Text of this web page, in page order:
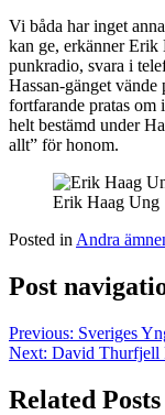
Vi båda har inget
kan ge, erkänner Erik
punkradio, svara i
Hassan-gänget
fortfarande pratas
helt bestämd under
allt” för honom.
Erik Haag Ung
Posted in Andra
Post
Previous: Sveriges
Next: David Thurfjell
Related Posts